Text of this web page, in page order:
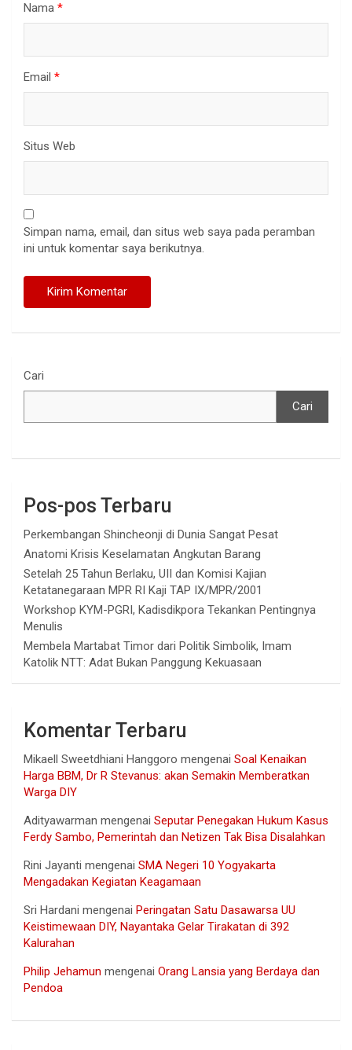
Nama *
Email *
Situs Web
Simpan nama, email, dan situs web saya pada peramban
ini untuk komentar saya berikutnya.
Cari
Cari
Pos-pos Terbaru
Perkembangan Shincheonji di Dunia Sangat Pesat
Anatomi Krisis Keselamatan Angkutan Barang
Setelah 25 Tahun Berlaku, UII dan Komisi Kajian
Ketatanegaraan MPR RI Kaji TAP IX/MPR/2001
Workshop KYM-PGRI, Kadisdikpora Tekankan Pentingnya
Menulis
Membela Martabat Timor dari Politik Simbolik, Imam
Katolik NTT: Adat Bukan Panggung Kekuasaan
Komentar Terbaru
Mikaell Sweetdhiani Hanggoro mengenai Soal Kenaikan
Harga BBM, Dr R Stevanus: akan Semakin Memberatkan
Warga DIY
Adityawarman mengenai Seputar Penegakan Hukum Kasus
Ferdy Sambo, Pemerintah dan Netizen Tak Bisa Disalahkan
Rini Jayanti mengenai SMA Negeri 10 Yogyakarta
Mengadakan Kegiatan Keagamaan
Sri Hardani mengenai Peringatan Satu Dasawarsa UU
Keistimewaan DIY, Nayantaka Gelar Tirakatan di 392
Kalurahan
Philip Jehamun mengenai Orang Lansia yang Berdaya dan
Pendoa